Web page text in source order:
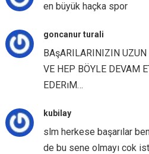
en büyük haçka spor
goncanur turali
BAşARILARINIZIN UZUN
VE HEP BÖYLE DEVAM
EDERıM…
kubilay
slm herkese başarılar
de bu sene olmayı cok